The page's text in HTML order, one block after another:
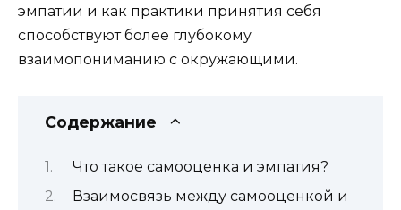
эмпатии и как практики принятия себя
способствуют более глубокому
взаимопониманию с окружающими.
Содержание
Что такое самооценка и эмпатия?
Взаимосвязь между самооценкой и